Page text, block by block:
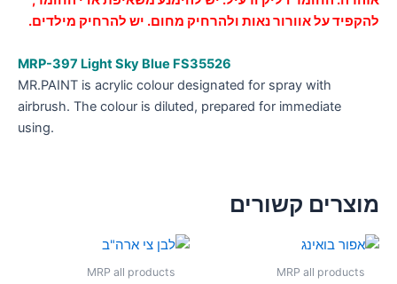
להקפיד עלאוורורנאות ולהרחיק מחום. יש להרחיק מילדים.
MRP-397 Light Sky Blue FS35526
MR.PAINT is acrylic colour designated for spray with
airbrush. The colour is diluted, prepared for immediate
using.
מוצרים קשורים
MRP all products
MRP all products